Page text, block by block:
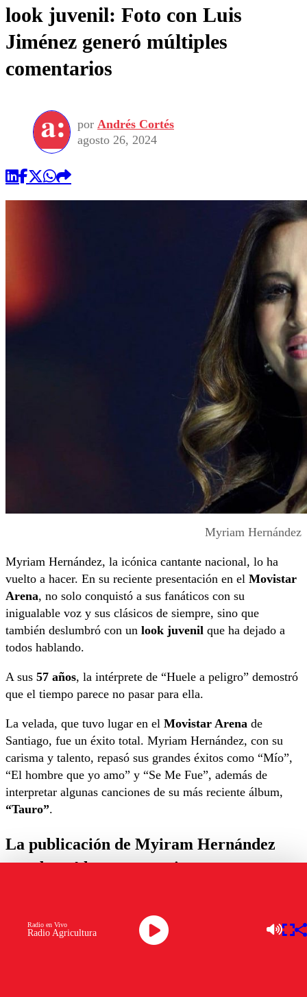
look juvenil: Foto con Luis
Jiménez generó múltiples
comentarios
por Andrés Cortés
agosto 26, 2024
Myriam Hernández
Myriam Hernández, la icónica cantante nacional, lo ha
vuelto a hacer. En su reciente presentación en el Movistar
Arena, no solo conquistó a sus fanáticos con su
inigualable voz y sus clásicos de siempre, sino que
también deslumbró con un look juvenil que ha dejado a
todos hablando.
A sus 57 años, la intérprete de “Huele a peligro” demostró
que el tiempo parece no pasar para ella.
La velada, que tuvo lugar en el Movistar Arena de
Santiago, fue un éxito total. Myriam Hernández, con su
carisma y talento, repasó sus grandes éxitos como “Mío”,
“El hombre que yo amo” y “Se Me Fue”, además de
interpretar algunas canciones de su más reciente álbum,
“Tauro”.
La publicación de Myiram Hernández
que desató los comentarios
Instagram
a Myriam Hernández.
Radio Agricultura
Radio en Vivo